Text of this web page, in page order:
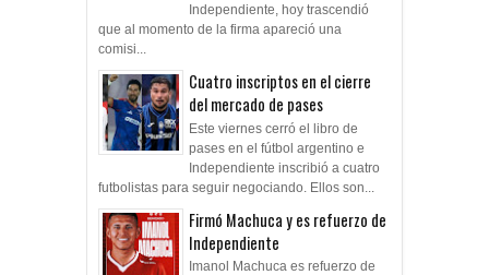
Independiente, hoy trascendió
que al momento de la firma apareció una
comisi...
Cuatro inscriptos en el cierre
del mercado de pases
Este viernes cerró el libro de
pases en el fútbol argentino e
Independiente inscribió a cuatro
futbolistas para seguir negociando. Ellos son...
Firmó Machuca y es refuerzo de
Independiente
Imanol Machuca es refuerzo de